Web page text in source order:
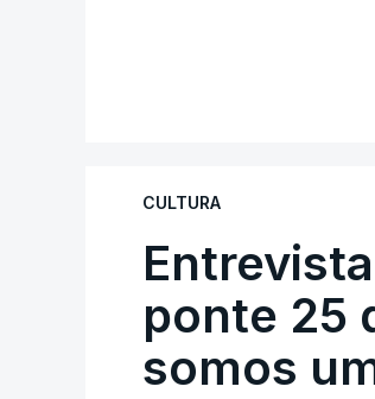
CULTURA
ponte 25
somos